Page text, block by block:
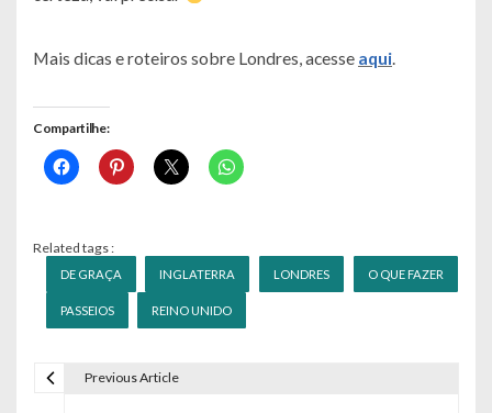
Mais dicas e roteiros sobre Londres, acesse aqui.
Compartilhe:
Related tags :
DE GRAÇA INGLATERRA LONDRES O QUE FAZER
PASSEIOS REINO UNIDO
Previous Article